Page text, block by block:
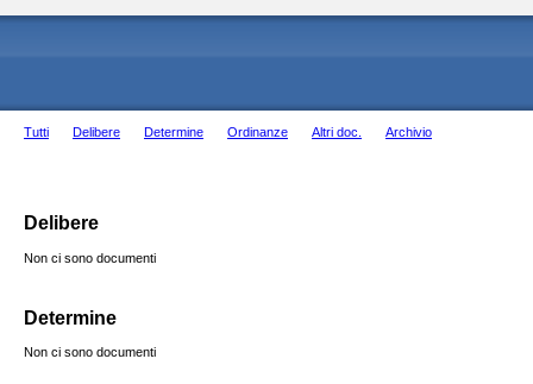
Tutti Delibere Determine Ordinanze Altri doc. Archivio
Delibere
Non ci sono documenti
Determine
Non ci sono documenti